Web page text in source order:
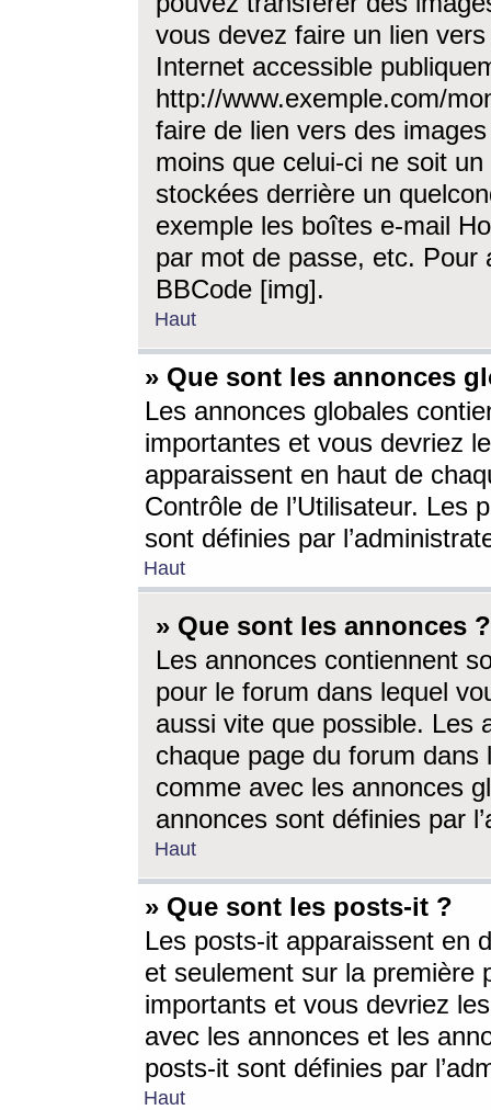
vous devez faire un lien
Internet accessible
http://www.exemple.com/
faire de lien vers des
moins que celui-ci ne soit
stockées derrière un
exemple les boîtes e-mail
par mot de passe, etc. Pour
BBCode [img].
Haut
» Que sont les annonces
Les annonces globales
importantes et vous devriez
apparaissent en haut de
Contrôle de l’Utilisateur. Les
sont définies par
Haut
» Que sont les annonces ?
Les annonces contiennent
pour le forum dans lequel
aussi vite que possible. Les
chaque page du forum dans
comme avec les annonces
annonces sont définies par
Haut
» Que sont les posts-it ?
Les posts-it apparaissent en
et seulement sur la première
importants et vous devriez
avec les annonces et les
posts-it sont définies par
Haut